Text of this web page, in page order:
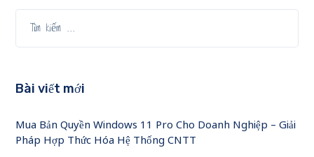
Bài viết mới
Mua Bản Quyền Windows 11 Pro Cho Doanh Nghiệp – Giải
Pháp Hợp Thức Hóa Hệ Thống CNTT